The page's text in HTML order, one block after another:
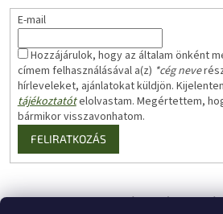
E-mail
Hozzájárulok, hogy az általam önként
címem felhasználásával a(z) *cég neve
hírleveleket, ajánlatokat küldjön.
tájékoztatótelolvastam. Megértettem,
bármikor visszavonhatom.
FELIRATKOZÁS
Megrendelés leadása